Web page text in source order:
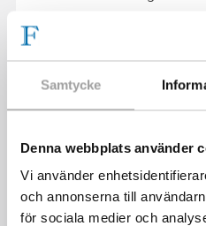
Samtycke
Denna webbplats använder
Vi använder
och annonserna till
för sociala medier och
Timer medföljer (8 timmar
tisdagar och torsdagar.
PRODUKTKATEGORIER